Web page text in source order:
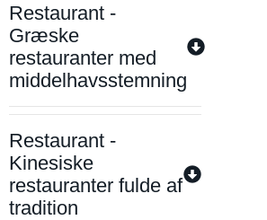
Restaurant -
Græske
restauranter med
middelhavsstemning
Restaurant -
Kinesiske
restauranter fulde af
tradition